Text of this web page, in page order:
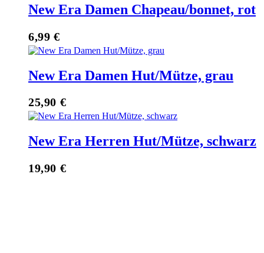
New Era Damen Chapeau/bonnet, rot
6,99 €
New Era Damen Hut/Mütze, grau
25,90 €
New Era Herren Hut/Mütze, schwarz
19,90 €